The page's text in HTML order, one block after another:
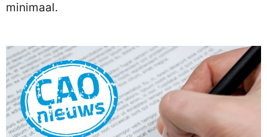
minimaal.